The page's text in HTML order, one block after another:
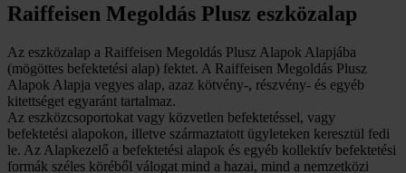
Raiffeisen Megoldás Plusz eszközalap
Az eszközalap a Raiffeisen Megoldás Plusz Alapok Alapjába
(mögöttes befektetési alap) fektet. A Raiffeisen Megoldás Plusz
Alapok Alapja vegyes alap, azaz kötvény-, részvény- és egyéb
kitettséget egyaránt tartalmaz.
Az eszközcsoportokat vagy közvetlen befektetéssel, vagy
befektetési alapokon, illetve származtatott ügyleteken keresztül fedi
le. Az Alapkezelő a befektetési alapok és egyéb kollektív befektetési
formák széles köréből válogat mind a hazai, mind a nemzetközi